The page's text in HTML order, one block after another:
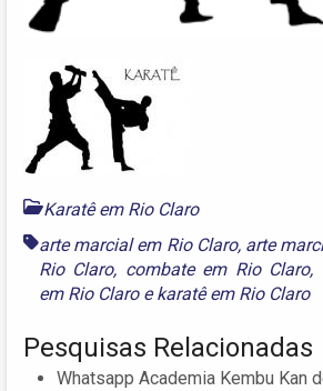
Karatê em Rio Claro
arte marcial em Rio Claro, arte
Rio Claro, combate em Rio Claro,
em Rio Claroekaratê em Rio Claro
Pesquisas Relacionadas
Whatsapp Academia Kembu Kan